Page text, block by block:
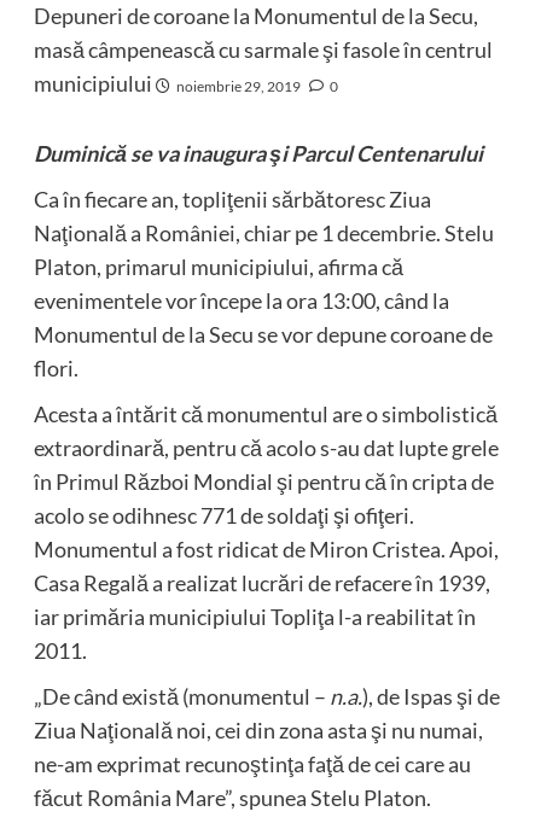
Depuneri de coroane la Monumentul de la Secu,
masă câmpenească cu sarmale şi fasole în centrul
municipiului
noiembrie 29, 2019 0
Duminică se va inaugura şi Parcul Centenarului
Ca în fiecare an, topliţenii sărbătoresc Ziua
Naţională a României, chiar pe 1 decembrie. Stelu
Platon, primarul municipiului, afirma că
evenimentele vor începe la ora 13:00, când la
Monumentul de la Secu se vor depune coroane de
flori.
Acesta a întărit că monumentul are o simbolistică
extraordinară, pentru că acolo s-au dat lupte grele
în Primul Război Mondial şi pentru că în cripta de
acolo se odihnesc 771 de soldaţi şi ofiţeri.
Monumentul a fost ridicat de Miron Cristea. Apoi,
Casa Regală a realizat lucrări de refacere în 1939,
iar primăria municipiului Topliţa l-a reabilitat în
2011.
„De când există (monumentul – n.a.), de Ispas şi de
Ziua Naţională noi, cei din zona asta şi nu numai,
ne-am exprimat recunoştinţa faţă de cei care au
făcut România Mare”, spunea Stelu Platon.